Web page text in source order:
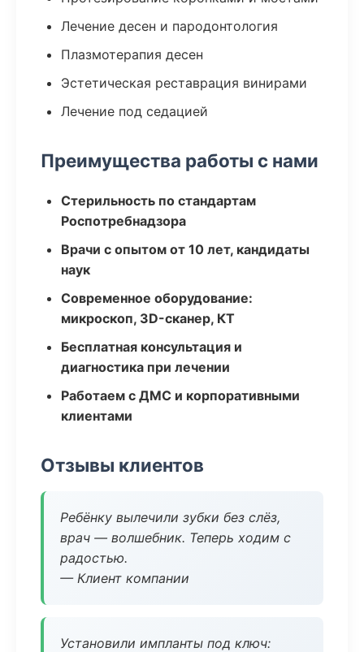
Лечение десен и пародонтология
Плазмотерапия десен
Эстетическая реставрация винирами
Лечение под седацией
Преимущества работы с нами
Стерильность по стандартам
Роспотребнадзора
Врачи с опытом от 10 лет, кандидаты
наук
Современное оборудование:
микроскоп, 3D-сканер, КТ
Бесплатная консультация и
диагностика при лечении
Работаем с ДМС и корпоративными
клиентами
Отзывы клиентов
Ребёнку вылечили зубки без слёз,
врач — волшебник. Теперь ходим с
радостью.
— Клиент компании
Установили импланты под ключ: